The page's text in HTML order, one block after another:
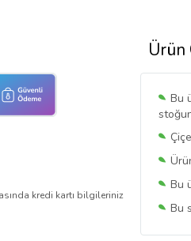
Ürün
Bu
Bu
Bu
Bu
kredi kartı bilgileriniz